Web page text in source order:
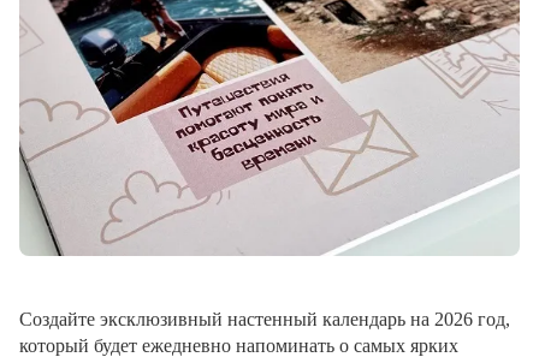
Создайте эксклюзивный настенный календарь на 2026 год,
который будет ежедневно напоминать о самых ярких